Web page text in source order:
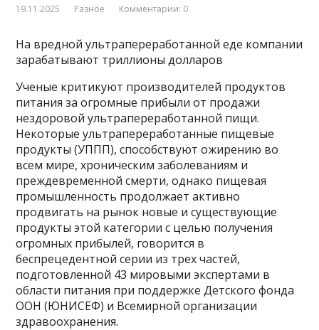
19.11.2025 Разное Комментарии: 0
На вредной ультрапереработанной еде компании
зарабатывают триллионы долларов
Ученые критикуют производителей продуктов
питания за огромные прибыли от продажи
нездоровой ультрапереработанной пищи.
Некоторые ультрапереработанные пищевые
продукты (УППП), способствуют ожирению во
всем мире, хроническим заболеваниям и
преждевременной смерти, однако пищевая
промышленность продолжает активно
продвигать на рынок новые и существующие
продукты этой категории с целью получения
огромных прибылей, говорится в
беспрецедентной серии из трех частей,
подготовленной 43 мировыми экспертами в
области питания при поддержке Детского фонда
ООН (ЮНИСЕФ) и Всемирной организации
здравоохранения.